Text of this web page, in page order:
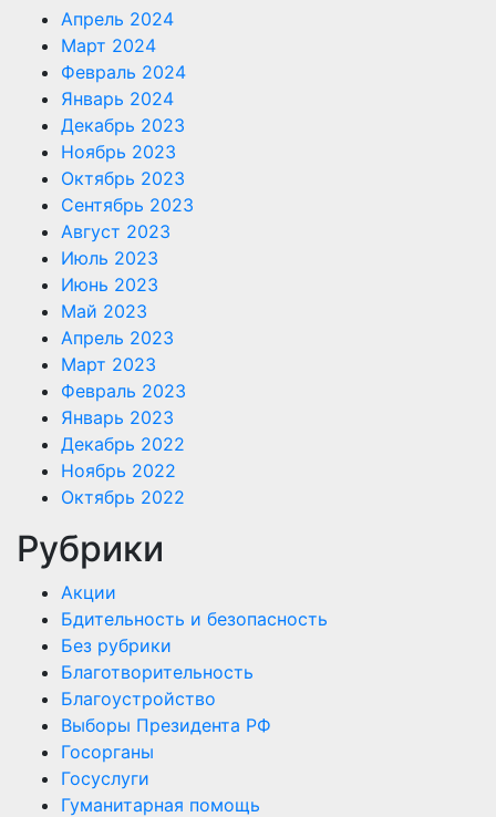
Апрель 2024
Март 2024
Февраль 2024
Январь 2024
Декабрь 2023
Ноябрь 2023
Октябрь 2023
Сентябрь 2023
Август 2023
Июль 2023
Июнь 2023
Май 2023
Апрель 2023
Март 2023
Февраль 2023
Январь 2023
Декабрь 2022
Ноябрь 2022
Октябрь 2022
Рубрики
Акции
Бдительность и безопасность
Без рубрики
Благотворительность
Благоустройство
Выборы Президента РФ
Госорганы
Госуслуги
Гуманитарная помощь